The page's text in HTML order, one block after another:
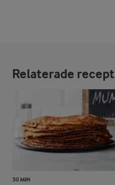
Relaterade recept
30 MIN